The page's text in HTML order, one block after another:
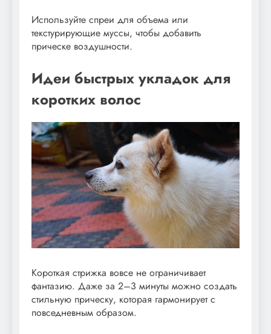
Используйте спреи для объема или
текстурирующие муссы, чтобы добавить
прическе воздушности.
Идеи быстрых укладок для
коротких волос
Короткая стрижка вовсе не ограничивает
фантазию. Даже за 2–3 минуты можно создать
стильную прическу, которая гармонирует с
повседневным образом.